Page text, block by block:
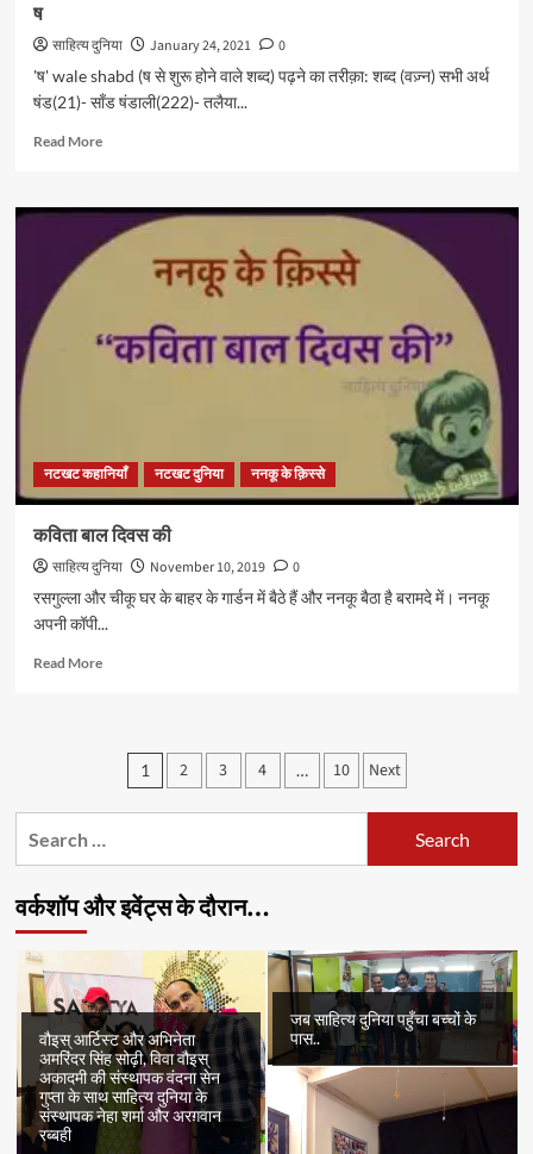
ष
साहित्य दुनिया January 24, 2021
0
'ष' wale shabd (ष से शुरू होने वाले शब्द) पढ़ने का तरीक़ा: शब्द (वज़्न) सभी अर्थ
षंड(21)- साँड षंडाली(222)- तलैया...
Read MoreRead
ष
नटखट कहानियाँ नटखट दुनिया ननकू के क़िस्से
कविता बाल दिवस की
साहित्य दुनिया November 10, 2019
0
रसगुल्ला और चीकू घर के बाहर के गार्डन में बैठे हैं और ननकू बैठा है बरामदे में। ननकू
अपनी कॉपी...
Read MoreRead
Posts
pagination
1 2 3 4 … 10 Next
वर्कशॉप और इवेंट्स के दौरान…
वौइस् आर्टिस्ट और अभिनेता
अमरिंदर सिंह सोढ़ी, विवा वौइस्
अकादमी की संस्थापक वंदना सेन
गुप्ता के साथ साहित्य दुनिया के
संस्थापक नेहा शर्मा और अरग़वान
रब्बही
जब साहित्य दुनिया पहुँचा बच्चों के
पास..